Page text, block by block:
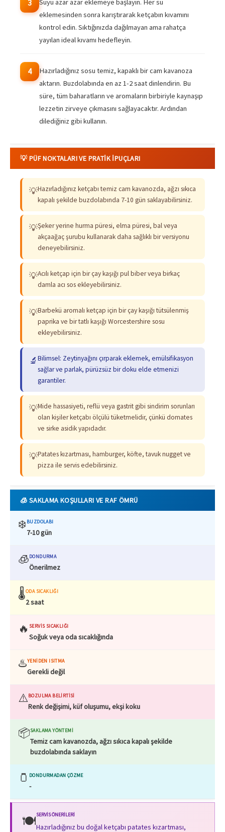
3
Suyu azar azar eklemeye başlayın. Her su
eklemesinden sonra karıştırarak ketçabın kıvamını
kontrol edin. Sıktığınızda dağılmayan ama rahatça
yayılan ideal kıvamı hedefleyin.
4
Hazırladığınız sosu temiz, kapaklı bir cam kavanoza
aktarın. Buzdolabında en az 1-2 saat dinlendirin. Bu
süre, tüm baharatların ve aromaların birbiriyle kaynaşıp
lezzetin zirveye çıkmasını sağlayacaktır. Ardından
dilediğiniz gibi kullanın.
💡 PÜF NOKTALARI VE PRATIK İPUÇLARI
💡Hazırladığınız ketçabı temiz cam kavanozda, ağzı sıkıca
kapalı şekilde buzdolabında 7-10 gün saklayabilirsiniz.
💡Şeker yerine hurma püresi, elma püresi, bal veya
akçaağaç şurubu kullanarak daha sağlıklı bir versiyonu
deneyebilirsiniz.
💡Acılı ketçap için bir çay kaşığı pul biber veya birkaç
damla acı sos ekleyebilirsiniz.
💡Barbekü aromalı ketçap için bir çay kaşığı tütsülenmiş
paprika ve bir tatlı kaşığı Worcestershire sosu
ekleyebilirsiniz.
🔬 Bilimsel: Zeytinyağını çırparak eklemek, emülsifikasyon
sağlar ve parlak, pürüzsüz bir doku elde etmenizi
garantiler.
💡Mide hassasiyeti, reflü veya gastrit gibi sindirim sorunları
olan kişiler ketçabı ölçülü tüketmelidir, çünkü domates
ve sirke asidik yapıdadır.
💡Patates kızartması, hamburger, köfte, tavuk nugget ve
pizza ile servis edebilirsiniz.
🧊 SAKLAMA KOŞULLARI VE RAF ÖMRÜ
❄️BUZDOLABI
7-10 gün
🧊DONDURMA
Önerilmez
🌡️ODA SICAKLIĞI
2 saat
🔥 SERVIS SICAKLIĞI
Soğuk veya oda sıcaklığında
♨️YENIDEN ISITMA
Gerekli değil
⚠️BOZULMA BELIRTISI
Renk değişimi, küf oluşumu, ekşi koku
📦SAKLAMA YÖNTEMI
Temiz cam kavanozda, ağzı sıkıca kapalı şekilde
buzdolabında saklayın
🫙 DONDURMADAN ÇÖZME
-
🍽️SERVIS ÖNERILERI
Hazırladığınız bu doğal ketçabı patates kızartması,